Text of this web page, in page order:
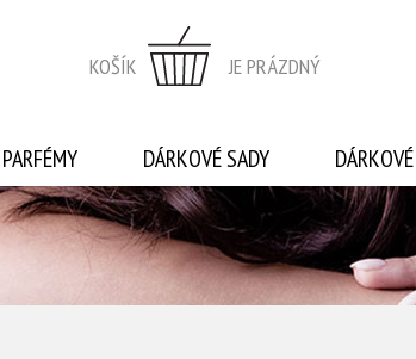
KOŠÍK JE PRÁZDNÝ
PARFÉMY DÁRKOVÉ SADY